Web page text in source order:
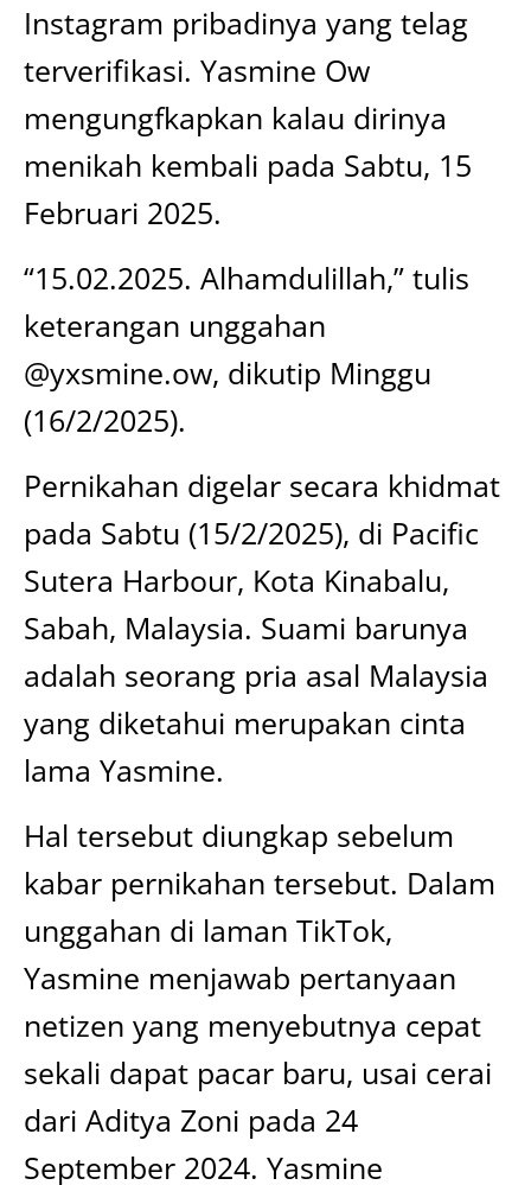
Instagram pribadinya yang telag
terverifikasi. Yasmine Ow
mengungfkapkan kalau dirinya
menikah kembali pada Sabtu, 15
Februari 2025.
“15.02.2025. Alhamdulillah,” tulis
keterangan unggahan
@yxsmine.ow, dikutip Minggu
(16/2/2025).
Pernikahan digelar secara khidmat
pada Sabtu (15/2/2025), di Pacific
Sutera Harbour, Kota Kinabalu,
Sabah, Malaysia. Suami barunya
adalah seorang pria asal Malaysia
yang diketahui merupakan cinta
lama Yasmine.
Hal tersebut diungkap sebelum
kabar pernikahan tersebut. Dalam
unggahan di laman TikTok,
Yasmine menjawab pertanyaan
netizen yang menyebutnya cepat
sekali dapat pacar baru, usai cerai
dari Aditya Zoni pada 24
September 2024. Yasmine